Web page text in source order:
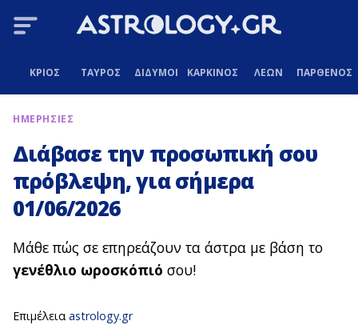
ΚΡΙΟΣ ΤΑΥΡΟΣ ΔΙΔΥΜΟΙ ΚΑΡΚΙΝΟΣ ΛΕΩΝ ΠΑΡΘΕΝΟΣ
ΗΜΕΡΗΣΙΕΣ
Διάβασε την προσωπική σου
πρόβλεψη, για σήμερα
01/06/2026
Μάθε πώς σε επηρεάζουν τα άστρα με βάση το
γενέθλιο ωροσκόπιό σου!
Επιμέλεια astrology.gr